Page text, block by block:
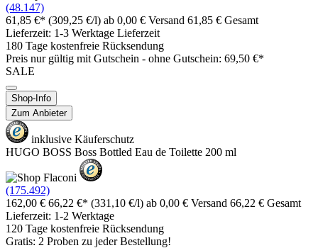
(48.147)
61,85 €* (309,25 €/l) ab 0,00 € Versand 61,85 € Gesamt
Lieferzeit: 1-3 Werktage Lieferzeit
180 Tage kostenfreie Rücksendung
Preis nur gültig mit Gutschein - ohne Gutschein: 69,50 €*
SALE
Shop-Info
Zum Anbieter
inklusive Käuferschutz
HUGO BOSS Boss Bottled Eau de Toilette 200 ml
(175.492)
162,00 € 66,22 €* (331,10 €/l) ab 0,00 € Versand 66,22 € Gesamt
Lieferzeit: 1-2 Werktage
120 Tage kostenfreie Rücksendung
Gratis: 2 Proben zu jeder Bestellung!